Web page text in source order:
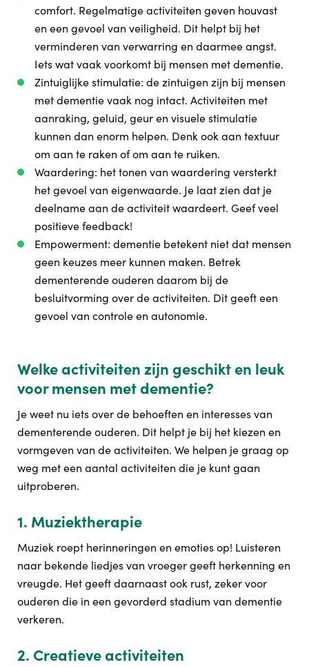
comfort. Regelmatige activiteiten geven houvast
en een gevoel van veiligheid. Dit helpt bij het
verminderen van verwarring en daarmee angst.
Iets wat vaak voorkomt bij mensen met dementie.
Zintuiglijke stimulatie: de zintuigen zijn bij mensen
met dementie vaak nog intact. Activiteiten met
aanraking, geluid, geur en visuele stimulatie
kunnen dan enorm helpen. Denk ook aan textuur
om aan te raken of om aan te ruiken.
Waardering: het tonen van waardering versterkt
het gevoel van eigenwaarde. Je laat zien dat je
deelname aan de activiteit waardeert. Geef veel
positieve feedback!
Empowerment: dementie betekent niet dat mensen
geen keuzes meer kunnen maken. Betrek
dementerende ouderen daarom bij de
besluitvorming over de activiteiten. Dit geeft een
gevoel van controle en autonomie.
Welke activiteiten zijn geschikt en leuk
voor mensen met dementie?
Je weet nu iets over de behoeften en interesses van
dementerende ouderen. Dit helpt je bij het kiezen en
vormgeven van de activiteiten. We helpen je graag op
weg met een aantal activiteiten die je kunt gaan
uitproberen.
1. Muziektherapie
Muziek roept herinneringen en emoties op! Luisteren
naar bekende liedjes van vroeger geeft herkenning en
vreugde. Het geeft daarnaast ook rust, zeker voor
ouderen die in een gevorderd stadium van dementie
verkeren.
2. Creatieve activiteiten